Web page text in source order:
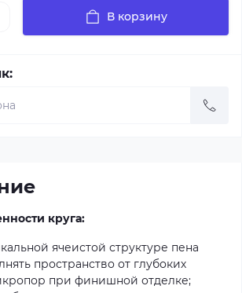
В корзину
круга:
ячеистой структуре пена
пространство от глубоких
при финишной отделке;